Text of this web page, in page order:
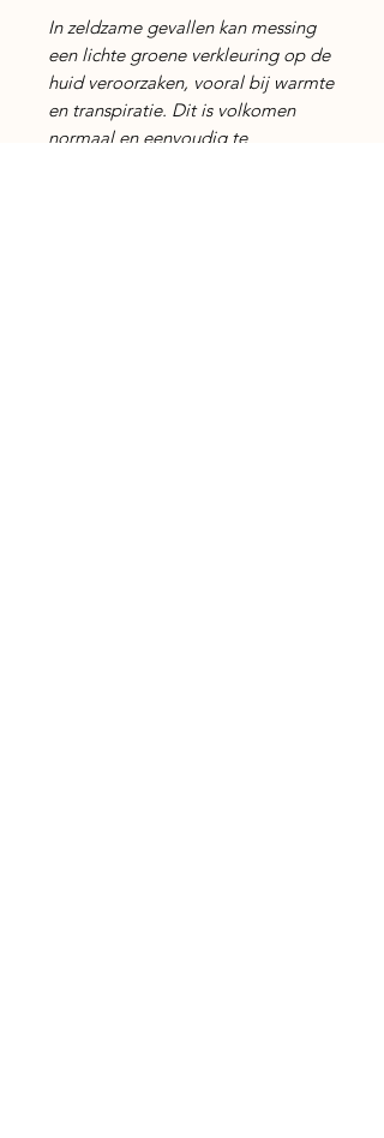
In zeldzame gevallen kan messing
een lichte groene verkleuring op de
huid veroorzaken, vooral bij warmte
en transpiratie. Dit is volkomen
normaal en eenvoudig te